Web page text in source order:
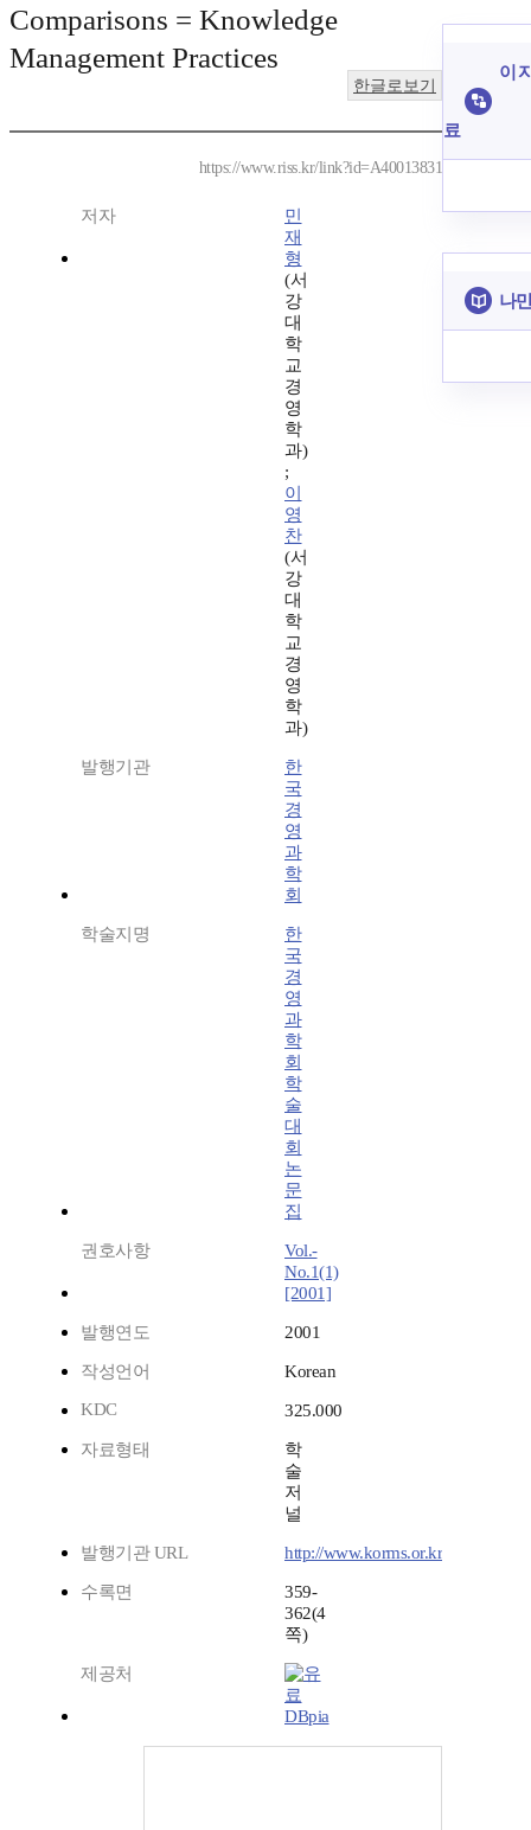
Comparisons = Knowledge
Management Practices
한글로보기
https://www.riss.kr/link?id=A40013831
저자
민
재
형
(서
강
대
학
교
경
영
학
과)
;
이
영
찬
(서
강
대
학
교
경
영
학
과)
발행기관
한
국
경
영
과
학
회
학술지명
한
국
경
영
과
학
회
학
술
대
회
논
문
집
권호사항
Vol.-
No.1(1)
[2001]
발행연도 2001
작성언어
Korean
KDC
325.000
자료형태
학
술
저
널
발행기관 URL http://www.korms.or.kr
수록면
359-
362(4
쪽)
제공처
DBpia
이
료
나